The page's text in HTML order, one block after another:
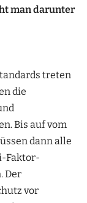
man darunter
treten
die
Bis auf vom
dann alle
Faktor-
Der
vor